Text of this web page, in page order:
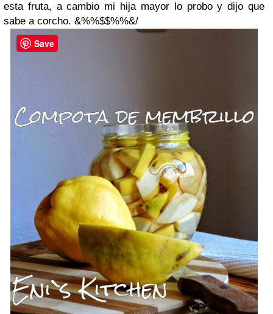
esta fruta, a cambio mi hija mayor lo probo y dijo que
sabe a corcho. &%%$$%%&/
Save